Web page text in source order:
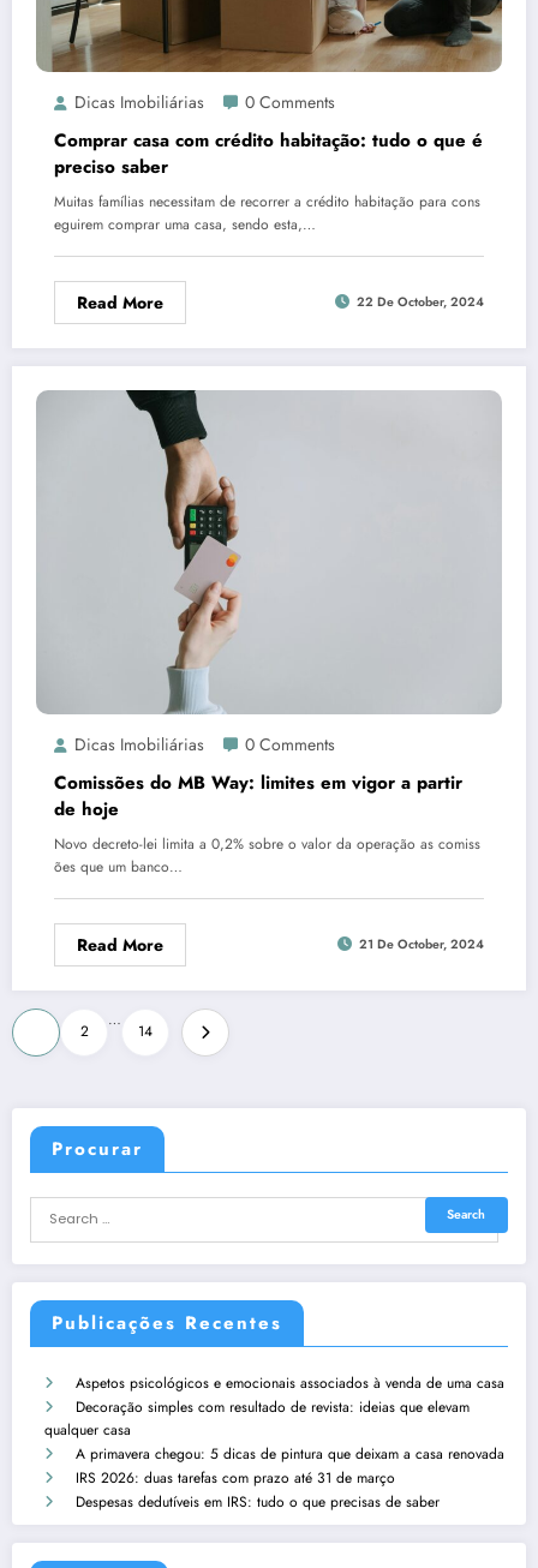
Dicas Imobiliárias 0 Comments
Comprar casa com crédito habitação: tudo o que é
preciso saber
Muitas famílias necessitam de recorrer a crédito habitação para cons
eguirem comprar uma casa, sendo esta,…
Read More 22 De October, 2024
Dicas Imobiliárias 0 Comments
Comissões do MB Way: limites em vigor a partir
de hoje
Novo decreto-lei limita a 0,2% sobre o valor da operação as comiss
ões que um banco…
Read More 21 De October, 2024
Posts
navigation
2
…
14
Procurar
Publicações Recentes
Aspetos psicológicos e emocionais associados à venda de uma casa
Decoração simples com resultado de revista: ideias que elevam
qualquer casa
A primavera chegou: 5 dicas de pintura que deixam a casa renovada
IRS 2026: duas tarefas com prazo até 31 de março
Despesas dedutíveis em IRS: tudo o que precisas de saber